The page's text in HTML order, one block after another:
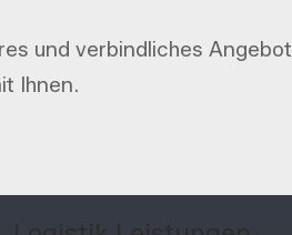
und verbindliches Angebot
Ihnen.